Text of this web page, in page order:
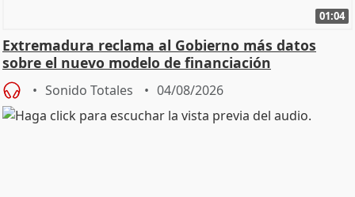
01:04
Extremadura reclama al Gobierno más datos
sobre el nuevo modelo de financiación
Sonido Totales 04/08/2026